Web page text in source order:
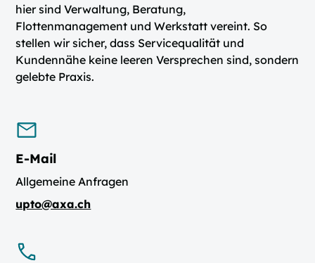
hier sind Verwaltung, Beratung,
Flottenmanagement und Werkstatt vereint. So
stellen wir sicher, dass Servicequalität und
Kundennähe keine leeren Versprechen sind, sondern
gelebte Praxis.
E-Mail
Allgemeine Anfragen
upto@axa.ch